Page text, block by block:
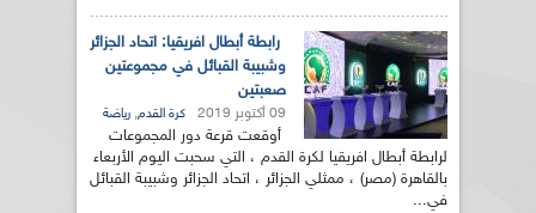
رابطة أبطال افريقيا: اتحاد الجزائر
وشبيبة القبائل في مجموعتين
صعبتين
09 أكتوبر 2019 كرة القدم, رياضة
أوقعت قرعة دور المجموعات
لرابطة أبطال افريقيا لكرة القدم ، التي سحبت اليوم الأربعاء
بالقاهرة (مصر) ، ممثلي الجزائر ، اتحاد الجزائر وشبيبة القبائل
في...